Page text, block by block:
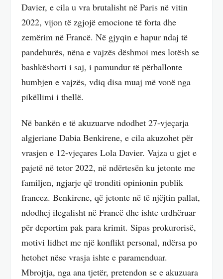
Davier, e cila u vra brutalisht në Paris në vitin
2022, vijon të zgjojë emocione të forta dhe
zemërim në Francë. Në gjyqin e hapur ndaj të
pandehurës, nëna e vajzës dëshmoi mes lotësh se
bashkëshorti i saj, i pamundur të përballonte
humbjen e vajzës, vdiq disa muaj më vonë nga
pikëllimi i thellë.
Në bankën e të akuzuarve ndodhet 27-vjeçarja
algjeriane Dabia Benkirene, e cila akuzohet për
vrasjen e 12-vjeçares Lola Davier. Vajza u gjet e
pajetë në tetor 2022, në ndërtesën ku jetonte me
familjen, ngjarje që tronditi opinionin publik
francez. Benkirene, që jetonte në të njëjtin pallat,
ndodhej ilegalisht në Francë dhe ishte urdhëruar
për deportim pak para krimit. Sipas prokurorisë,
motivi lidhet me një konflikt personal, ndërsa po
hetohet nëse vrasja ishte e paramenduar.
Mbrojtja, nga ana tjetër, pretendon se e akuzuara